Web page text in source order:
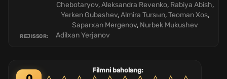
Chebotaryov,Aleksandra Revenko, Rabiya Abish,
Yerken Gubashev,Almira Tursыn,Teoman Xos,
Saparxan Mergenov, Nurbek Mukushev
REJISSOR: Adilxan Yerjanov
Filmni baholang: